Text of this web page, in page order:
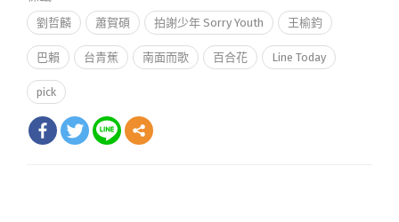
劉哲麟 蕭賀碩 拍謝少年 Sorry Youth 王榆鈞
巴賴 台青蕉 南面而歌 百合花 Line Today
pick